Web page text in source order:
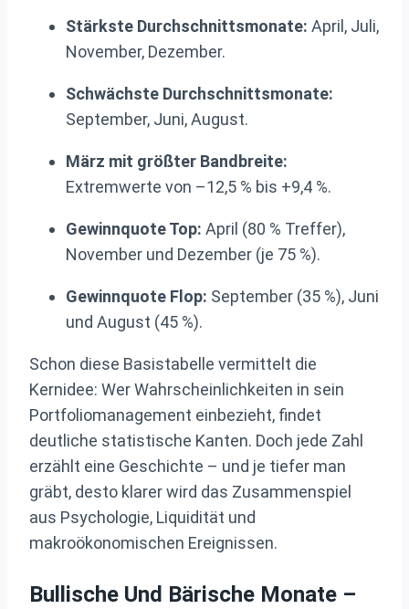
Stärkste Durchschnittsmonate: April, Juli,
November, Dezember.
Schwächste Durchschnittsmonate:
September, Juni, August.
März mit größter Bandbreite:
Extremwerte von –12,5 % bis +9,4 %.
Gewinnquote Top: April (80 % Treffer),
November und Dezember (je 75 %).
Gewinnquote Flop: September (35 %), Juni
und August (45 %).
Schon diese Basistabelle vermittelt die
Kernidee: Wer Wahrscheinlichkeiten in sein
Portfoliomanagement einbezieht, findet
deutliche statistische Kanten. Doch jede Zahl
erzählt eine Geschichte – und je tiefer man
gräbt, desto klarer wird das Zusammenspiel
aus Psychologie, Liquidität und
makroökonomischen Ereignissen.
Bullische Und Bärische Monate –